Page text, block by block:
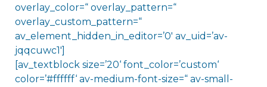
overlay_color=“ overlay_pattern=“
overlay_custom_pattern=“
av_element_hidden_in_editor=’0′ av_uid=’av-
jqqcuwc1′]
[av_textblock size=’20‘ font_color=’custom‘
color=’#ffffff‘ av-medium-font-size=“ av-small-